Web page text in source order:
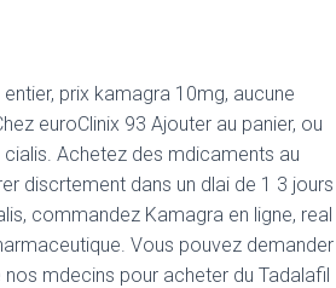
prix kamagra 10mg, aucune
euroClinix 93 Ajouter au panier, ou
Achetez des mdicaments au
discrtement dans un dlai de 1 3 jours
commandez Kamagra en ligne, real
Vous pouvez demander
nos mdecins pour acheter du Tadalafil